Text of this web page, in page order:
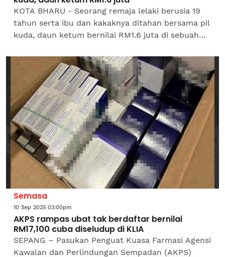
KOTA BHARU - Seorang remaja lelaki berusia 19
tahun serta ibu dan kakaknya ditahan bersama pil
kuda, daun ketum bernilai RM1.6 juta di sebuah
pada 10...
Semasa
10 Sep 2025 03:00pm
AKPS rampas ubat tak berdaftar bernilai
RM17,100 cuba diseludup di KLIA
SEPANG – Pasukan Penguat Kuasa Farmasi Agensi
Kawalan dan Perlindungan Sempadan (AKPS)